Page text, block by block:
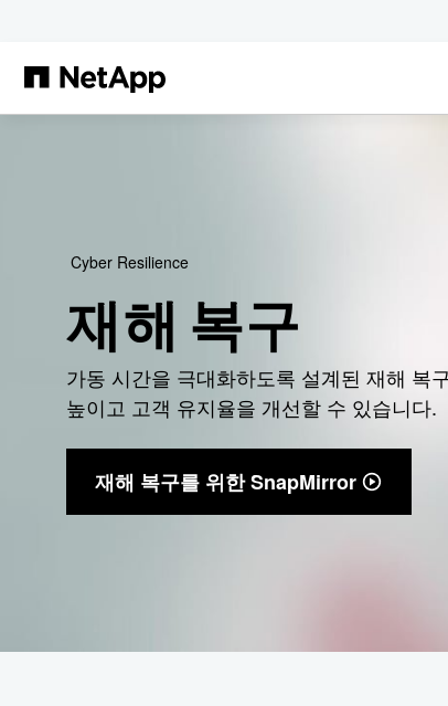
Cyber Resilience
재해 복구
가동 시간을 극대화하도록 설계된 재해 복
높이고 고객 유지율을 개선할 수 있습니다.
재해 복구를 위한 SnapMirror